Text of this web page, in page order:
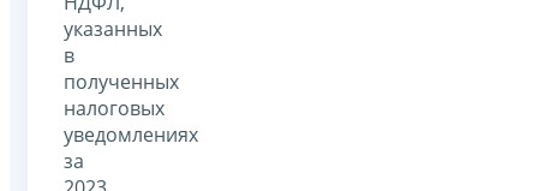
указанных
в
полученных
налоговых
уведомлениях
за